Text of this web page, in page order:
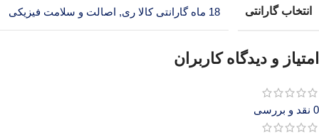
انتخاب گارانتی 18 ماه گارانتی کالا ری , اصالت و سلامت فیزیکی
امتیاز و دیدگاه کاربران
0 نقد و بررسی